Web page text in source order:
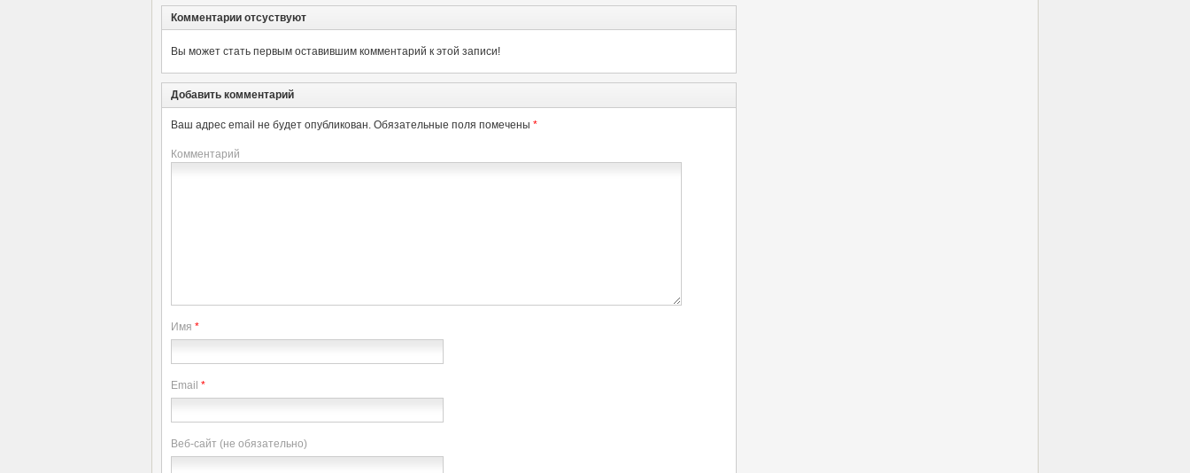
Комментарии отсуствуют
Вы может стать первым оставившим комментарий к этой записи!
Добавить комментарий
Ваш адрес email не будет опубликован. Обязательные поля помечены *
Комментарий
Имя *
Email *
Веб-сайт (не обязательно)